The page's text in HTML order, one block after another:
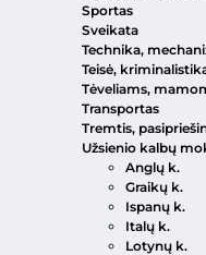
Sportas
Sveikata
Technika,
Teisė,
Tėveliams,
Transportas
Tremtis,
Užsienio kalbų
Anglų k.
Graikų k.
Ispanų k.
Italų k.
Lotynų k.